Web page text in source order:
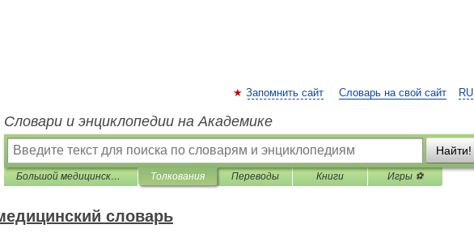
RU
Запомнить сайт Словарь на свой сайт
Словари и энциклопедии на Академике
Найти!
Большой медицинский словарь Толкования Переводы Книги Игры ⚽
словарь